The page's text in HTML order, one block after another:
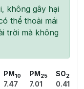
không gây hại
thể thoải mái
trời mà không
PM 10
7.47
PM 25
7.01
SO2
0.41